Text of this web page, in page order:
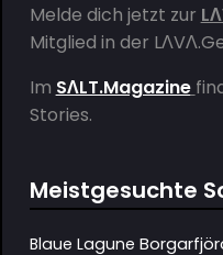
Melde dich jetzt zur
Mitglied in der
Im SΛLT.Magazine
Stories.
Meistgesuchte
Blaue Lagune